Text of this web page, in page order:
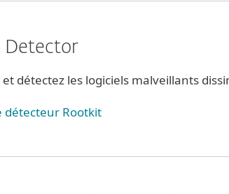
Detector
détectez les logiciels malveillants
détecteur Rootkit